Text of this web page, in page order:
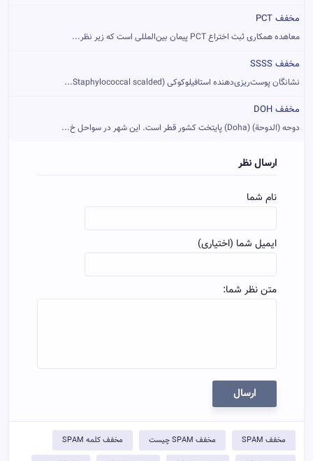
مخفف PCT
معاهده همکاری ثبت اختراع PCT پیمان بین‌المللی است که زیر نظر...
مخفف SSSS
نشانگان پوست‌ریزی‌دهنده استافیلوکوکی (Staphylococcal scalded...
مخفف DOH
دوحه (الدوحة) (Doha) پایتخت کشور قطر است. این شهر در سواحل خ...
ارسال نظر
نام شما
ایمیل شما (اختیاری)
متن نظر شما:
ارسال
مخفف SPAM مخفف SPAM چیست مخفف کلمه SPAM